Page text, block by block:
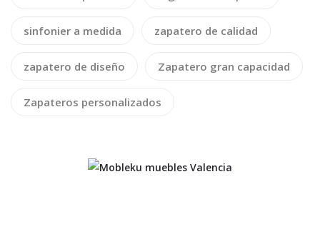
sinfonier a medida zapatero de calidad
zapatero de diseño Zapatero gran capacidad
Zapateros personalizados